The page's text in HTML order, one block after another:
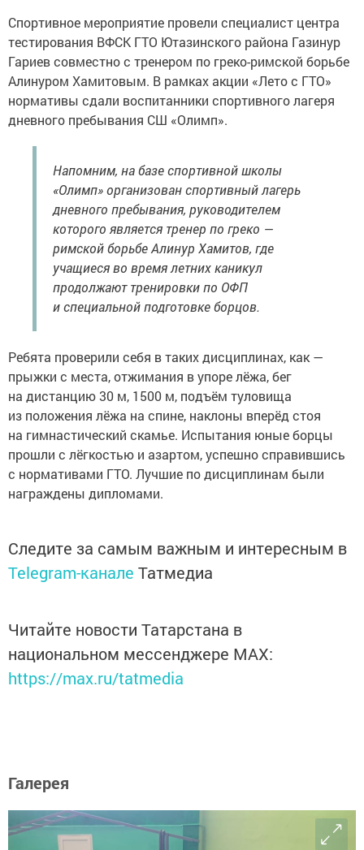
Спортивное мероприятие провели специалист центра
тестирования ВФСК ГТО Ютазинского района Газинур
Гариев совместно с тренером по греко-римской борьбе
Алинуром Хамитовым. В рамках акции «Лето с ГТО»
нормативы сдали воспитанники спортивного лагеря
дневного пребывания СШ «Олимп».
Напомним, на базе спортивной школы
«Олимп» организован спортивный лагерь
дневного пребывания, руководителем
которого является тренер по греко —
римской борьбе Алинур Хамитов, где
учащиеся во время летних каникул
продолжают тренировки по ОФП
и специальной подготовке борцов.
Ребята проверили себя в таких дисциплинах, как —
прыжки с места, отжимания в упоре лёжа, бег
на дистанцию 30 м, 1500 м, подъём туловища
из положения лёжа на спине, наклоны вперёд стоя
на гимнастический скамье. Испытания юные борцы
прошли с лёгкостью и азартом, успешно справившись
с нормативами ГТО. Лучшие по дисциплинам были
награждены дипломами.
Следите за самым важным и интересным в
Telegram-канале Татмедиа
Читайте новости Татарстана в
национальном мессенджере MАХ:
https://max.ru/tatmedia
Галерея